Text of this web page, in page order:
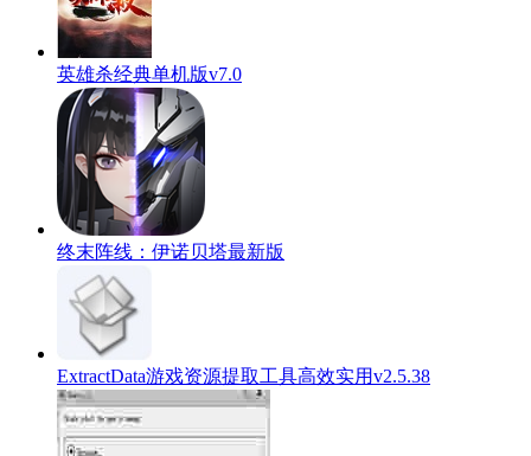
英雄杀经典单机版v7.0
终末阵线：伊诺贝塔最新版
ExtractData游戏资源提取工具高效实用v2.5.38